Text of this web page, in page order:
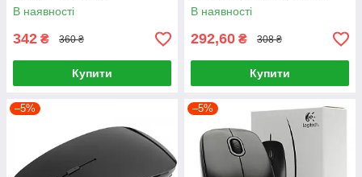
В наявності
342 ₴ 360 ₴
Купити
В наявності
292,60 ₴ 308 ₴
Купити
–5% –5%